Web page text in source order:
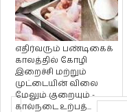
எதிர்வரும் பண்டிகைக்
காலத்தில் கோழி
இறைச்சி மற்றும்
முட்டையின் விலை
மேலும் குறையும் -
கால்நடை உற்பத்...